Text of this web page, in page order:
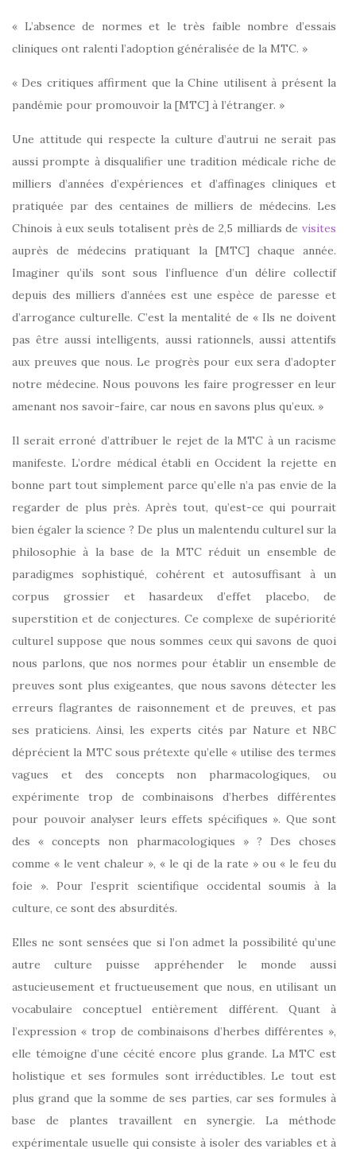
« L’absence de normes et le très faible nombre d’essais
cliniques ont ralenti l’adoption généralisée de la MTC. »
« Des critiques affirment que la Chine utilisent à présent la
pandémie pour promouvoir la [MTC] à l’étranger. »
Une attitude qui respecte la culture d’autrui ne serait pas
aussi prompte à disqualifier une tradition médicale riche de
milliers d’années d’expériences et d’affinages cliniques et
pratiquée par des centaines de milliers de médecins. Les
Chinois à eux seuls totalisent près de 2,5 milliards de visites
auprès de médecins pratiquant la [MTC] chaque année.
Imaginer qu’ils sont sous l’influence d’un délire collectif
depuis des milliers d’années est une espèce de paresse et
d’arrogance culturelle. C’est la mentalité de « Ils ne doivent
pas être aussi intelligents, aussi rationnels, aussi attentifs
aux preuves que nous. Le progrès pour eux sera d’adopter
notre médecine. Nous pouvons les faire progresser en leur
amenant nos savoir-faire, car nous en savons plus qu’eux. »
Il serait erroné d’attribuer le rejet de la MTC à un racisme
manifeste. L’ordre médical établi en Occident la rejette en
bonne part tout simplement parce qu’elle n’a pas envie de la
regarder de plus près. Après tout, qu’est-ce qui pourrait
bien égaler la science ? De plus un malentendu culturel sur la
philosophie à la base de la MTC réduit un ensemble de
paradigmes sophistiqué, cohérent et autosuffisant à un
corpus grossier et hasardeux d’effet placebo, de
superstition et de conjectures. Ce complexe de supériorité
culturel suppose que nous sommes ceux qui savons de quoi
nous parlons, que nos normes pour établir un ensemble de
preuves sont plus exigeantes, que nous savons détecter les
erreurs flagrantes de raisonnement et de preuves, et pas
ses praticiens. Ainsi, les experts cités par Nature et NBC
déprécient la MTC sous prétexte qu’elle « utilise des termes
vagues et des concepts non pharmacologiques, ou
expérimente trop de combinaisons d’herbes différentes
pour pouvoir analyser leurs effets spécifiques ». Que sont
des « concepts non pharmacologiques » ? Des choses
comme « le vent chaleur », « le qi de la rate » ou « le feu du
foie ». Pour l’esprit scientifique occidental soumis à la
culture, ce sont des absurdités.
Elles ne sont sensées que si l’on admet la possibilité qu’une
autre culture puisse appréhender le monde aussi
astucieusement et fructueusement que nous, en utilisant un
vocabulaire conceptuel entièrement différent. Quant à
l’expression « trop de combinaisons d’herbes différentes »,
elle témoigne d’une cécité encore plus grande. La MTC est
holistique et ses formules sont irréductibles. Le tout est
plus grand que la somme de ses parties, car ses formules à
base de plantes travaillent en synergie. La méthode
expérimentale usuelle qui consiste à isoler des variables et à